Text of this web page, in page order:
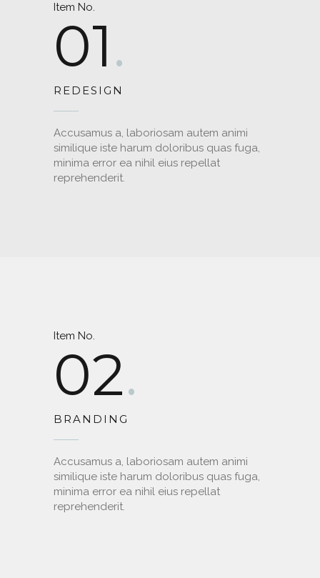
Item No.
01
REDESIGN
Accusamus a, laboriosam autem animi
similique iste harum doloribus quas fuga,
minima error ea nihil eius repellat
reprehenderit.
Item No.
02
BRANDING
Accusamus a, laboriosam autem animi
similique iste harum doloribus quas fuga,
minima error ea nihil eius repellat
reprehenderit.